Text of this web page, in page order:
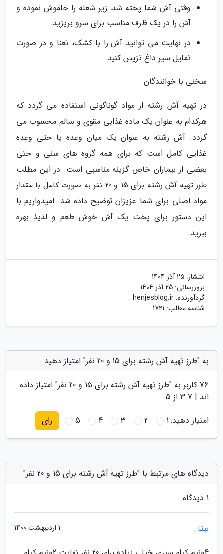
وقتی آش شما پخته شد، زیر شعله را خاموش نموده و
آش را در یک ظرف مناسب برای سرو بریزید.
در نهایت می توانید آش را با کشک، نعنا و در صورت
تمایل سیر داغ تزیین کنید.
سخنی با خوانندگان
در تهیه آش رشته از مواد گوناگونی استفاده می گردد که
هرکدام به عنوان یک ماده غذایی مقوی و سالم محسوب می
گردد. آش رشته به عنوان یک میان وعده یا حتی وعده
غذایی کامل است که برای همه گروه های سنی و حتی
بعضی از بیماران خاص گزینه مناسبی است. در این مطلب
طرز تهیه آش رشته برای 15 و 20 نفر به صورت کامل با مقدار
مواد اصلی برای شما عزیزان توضیح داده شد. امیدواریم با
این دستور برای پخت یک آش خوش طعم و لذیذ بهره
ببرید.
انتشار: 25 آذر 1404
بروزرسانی: 25 آذر 1404
گردآورنده: henjesblog.ir
شناسه مطلب: 1721
به "طرز تهیه آش رشته برای 15 و 20 نفر" امتیاز دهید
76 کاربر به "طرز تهیه آش رشته برای 15 و 20 نفر
" امتیاز داده
اند | 3.7 از 5
امتیاز دهید:1
2
3
4
5 رای
دیدگاه های مرتبط با "طرز تهیه آش رشته برای 15 و 20 نفر"
1 دیدگاه
بیتا 1 اردیبهشت 1400